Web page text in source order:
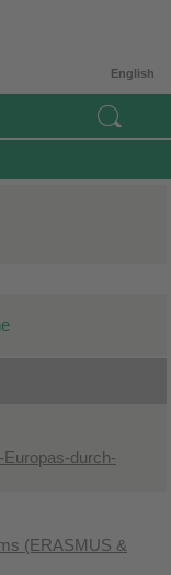
English
durch-
(ERASMUS &